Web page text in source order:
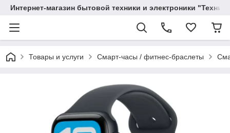
Интернет-магазин бытовой техники и электроники
Товары и услуги Смарт-часы / фитнес-браслеты